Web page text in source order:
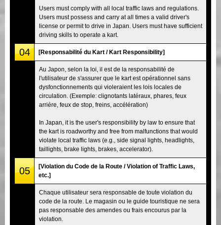
Users must comply with all local traffic laws and regulations.
Users must possess and carry at all times a valid driver's
license or permit to drive in Japan. Users must have sufficient
driving skills to operate a kart.
04 [Responsabilité du Kart / Kart Responsibility]
Au Japon, selon la loi, il est de la responsabilité de
l'utilisateur de s'assurer que le kart est opérationnel sans
dysfonctionnements qui violeraient les lois locales de
circulation. (Exemple: clignotants latéraux, phares, feux
arrière, feux de stop, freins, accélération)
In Japan, it is the user's responsibility by law to ensure that
the kart is roadworthy and free from malfunctions that would
violate local traffic laws (e.g., side signal lights, headlights,
taillights, brake lights, brakes, accelerator).
05
[Violation du Code de la Route / Violation of Traffic Laws,
etc.]
Chaque utilisateur sera responsable de toute violation du
code de la route. Le magasin ou le guide touristique ne sera
pas responsable des amendes ou frais encourus par la
violation.